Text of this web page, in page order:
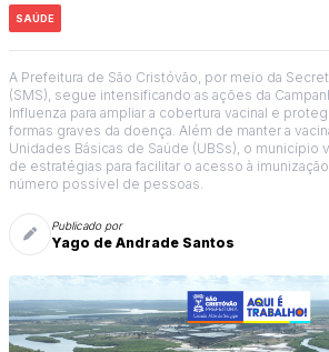
SAÚDE
A Prefeitura de São Cristóvão, por meio da
(SMS), segue intensificando as ações da
Influenza para ampliar a cobertura vacinal e
formas graves da doença. Além de manter a
Unidades Básicas de Saúde (UBSs), o município
de estratégias para facilitar o acesso à
número possível de pessoas.
Publicado por
Yago de Andrade Santos